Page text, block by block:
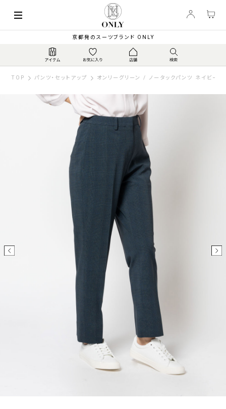
京都発のスーツブランド ONLY
TOP パンツ・セットアップ オンリーグリーン / ノータックパンツ ネイビー